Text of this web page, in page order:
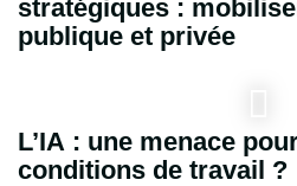
stratégiques :
publique et privée
L’IA : une menace
conditions de travail ?